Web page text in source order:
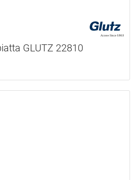
GLUTZ 22810